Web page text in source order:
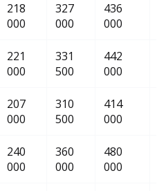
218
000
327
000
436
000
221
000
331
500
442
000
207
000
310
500
414
000
240
000
360
000
480
000